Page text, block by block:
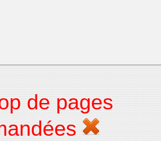
de pages